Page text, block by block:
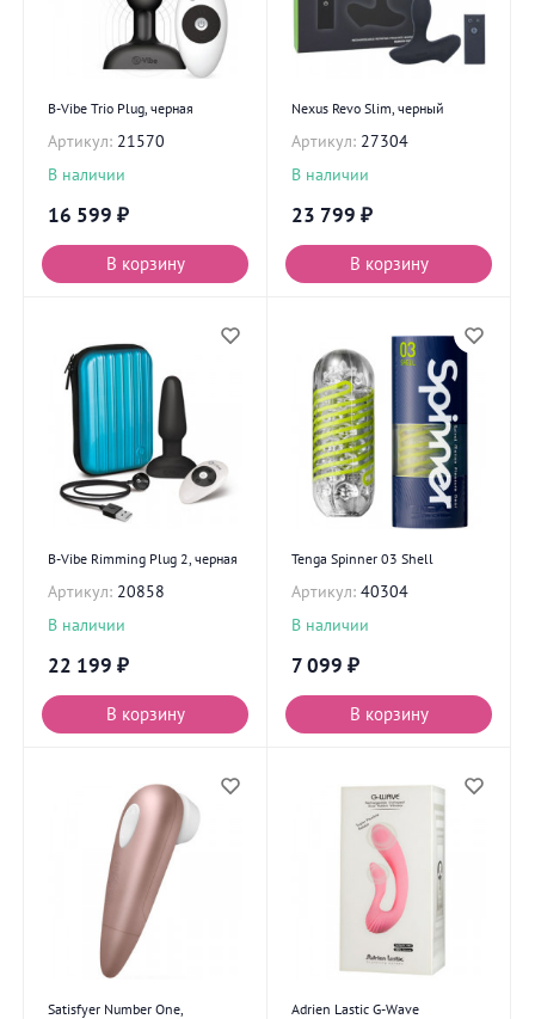
B-Vibe Trio Plug, черная
Артикул: 21570
В наличии
16 599 ₽
В корзину
Nexus Revo Slim, черный
Артикул: 27304
В наличии
23 799 ₽
В корзину
B-Vibe Rimming Plug 2, черная
Артикул: 20858
В наличии
22 199 ₽
В корзину
Tenga Spinner 03 Shell
Артикул: 40304
В наличии
7 099 ₽
В корзину
Satisfyer Number One,
Adrien Lastic G-Wave